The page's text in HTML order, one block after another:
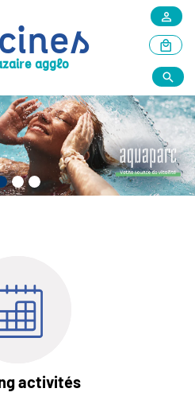
re agglo
activités